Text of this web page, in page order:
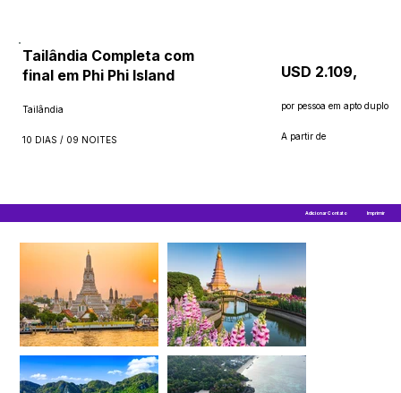
Adicionar Contato Imprimir
Tailândia Completa com
final em Phi Phi Island
Tailândia
10 DIAS / 09 NOITES A partir de
USD 2.109,
por pessoa em apto duplo